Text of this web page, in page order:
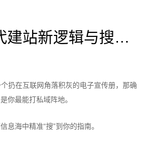
2026企业官网真“过时”了？AI时代建站新逻辑与搜索收录指南
扔在互联网角落积灰的电子宣传册，那确
你最能打私域阵地。
海中精准“搜”到你的指南。